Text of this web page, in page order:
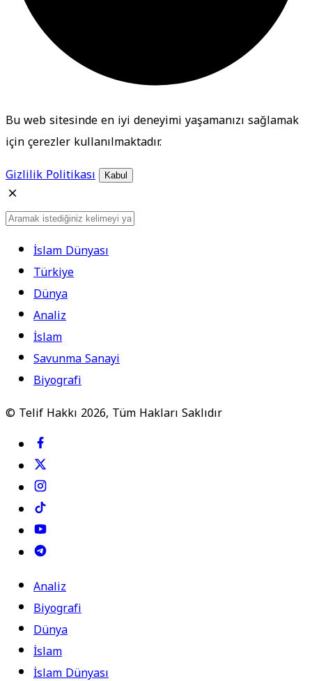
Bu web sitesinde en iyi deneyimi yaşamanızı sağlamak
için çerezler kullanılmaktadır.
Gizlilik Politikası
Kabul
İslam Dünyası
Türkiye
Dünya
Analiz
İslam
Savunma Sanayi
Biyografi
© Telif Hakkı 2026, Tüm Hakları Saklıdır
Analiz
Biyografi
Dünya
İslam
İslam Dünyası